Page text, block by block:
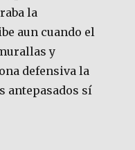
la
aun cuando el
y
defensiva la
antepasados sí